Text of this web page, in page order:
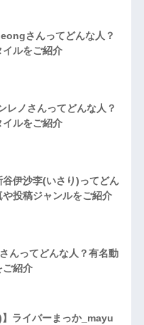
さんってどんな⼈？
ルをご紹介
レノさんってどんな人？
ルをご紹介
伊沙李(いさり)ってどん
投稿ジャンルをご紹介
んってどんな⼈？有名動
ご紹介
】ライバーまっか_mayu